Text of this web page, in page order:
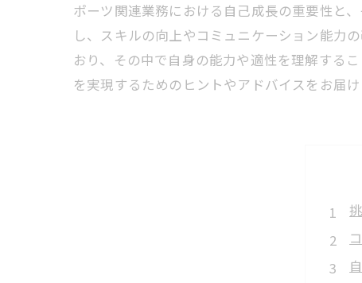
ポーツ関連業務における自己成長の重要性と
し、スキルの向上やコミュニケーション能力
おり、その中で自身の能力や適性を理解する
を実現するためのヒントやアドバイスをお届